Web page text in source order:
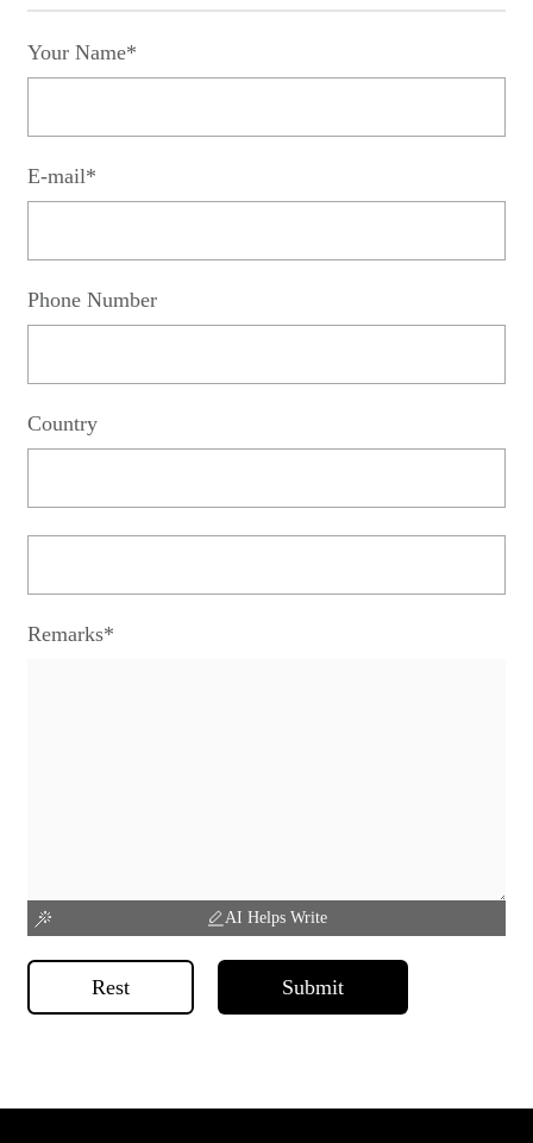
Your Name*
E-mail*
Phone Number
Country
Remarks*
AI Helps Write
Rest Submit